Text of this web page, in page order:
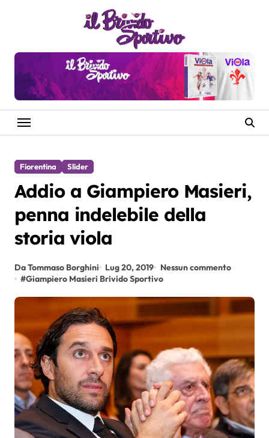
Fiorentina Slider
Addio a Giampiero Masieri,
penna indelebile della
storia viola
Da Tommaso Borghini Lug 20, 2019
Nessun commento
#Giampiero Masieri Brivido Sportivo